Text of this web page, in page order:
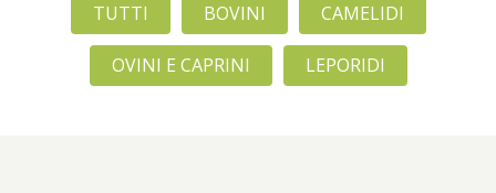
TUTTI BOVINI CAMELIDI
OVINI E CAPRINI LEPORIDI